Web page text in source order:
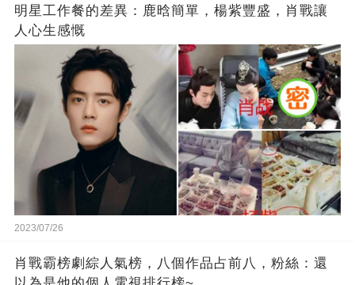
明星工作餐的差異：鹿晗簡單，楊紫豐盛，肖戰讓
人心生感慨
2023/07/26
肖戰霸榜劇綜人氣榜，八個作品占前八，粉絲：還